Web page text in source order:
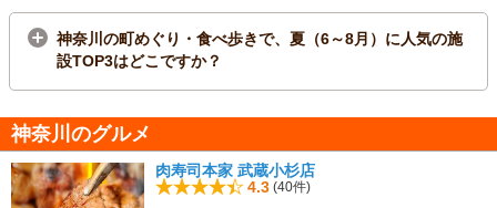
神奈川の町めぐり・食べ歩きで、夏（6～8月）に人気の施
設TOP3はどこですか？
神奈川のグルメ
肉寿司本家 武蔵小杉店
4.3 (40件)